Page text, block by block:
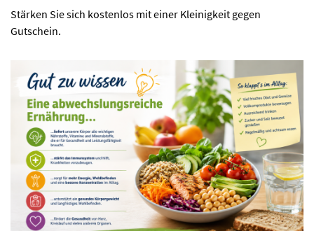
Stärken Sie sich kostenlos mit einer Kleinigkeit gegen
Gutschein.